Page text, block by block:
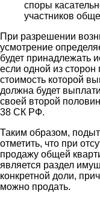
споры
участников
При разрешении
усмотрение
будет принадлежать
если одной из
стоимость которой
должна будет
своей второй
38 СК РФ.
Таким образом,
отметить, что при
продажу общей
является раздел
конкретной доли,
можно продать.